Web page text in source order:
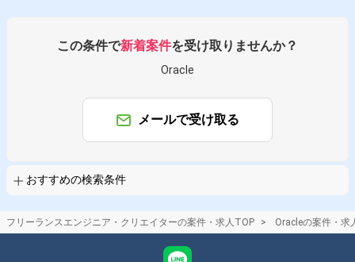
この条件で新着案件を受け取りませんか？
Oracle
メールで受け取る
おすすめの検索条件
Oracle × インフラエンジニア
Oracle × データベースエンジニア
Oracle × 副業 Oracle × 在宅・リモート
フリーランスエンジニア・クリエイターの案件・求人TOP Oracleの案件・求